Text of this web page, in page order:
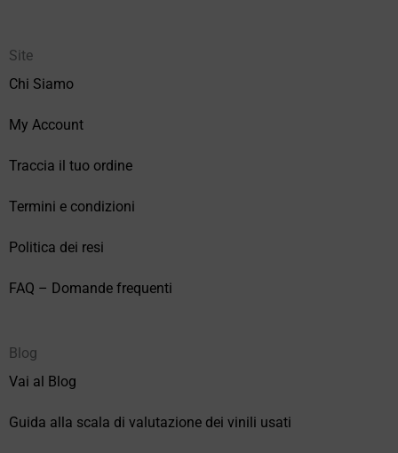
Site
Chi Siamo
My Account
Traccia il tuo ordine
Termini e condizioni
Politica dei resi
FAQ – Domande frequenti
Blog
Vai al Blog
Guida alla scala di valutazione dei vinili usati